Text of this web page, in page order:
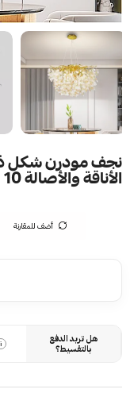
نجف مودرن شكل
الأناقة والأصالة 10 لمبات E14. مقاس 60 سم
أضف للمقارنة
هل تريد الدفع
بالتقسيط؟
i